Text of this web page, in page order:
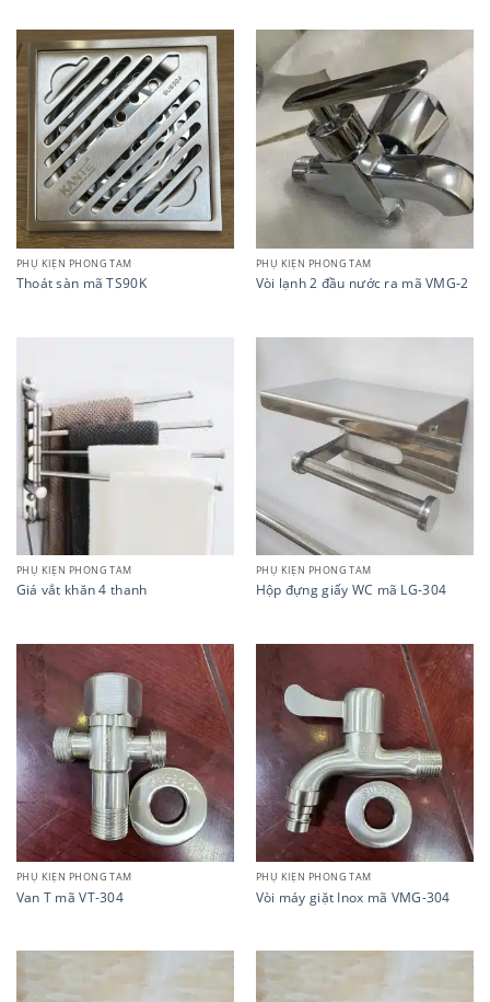
PHỤ KIỆN PHÒNG TẮM
Thoát sàn mã TS90K
PHỤ KIỆN PHÒNG TẮM
Vòi lạnh 2 đầu nước ra mã VMG-2
PHỤ KIỆN PHÒNG TẮM
Giá vắt khăn 4 thanh
PHỤ KIỆN PHÒNG TẮM
Hộp đựng giấy WC mã LG-304
PHỤ KIỆN PHÒNG TẮM
Van T mã VT-304
PHỤ KIỆN PHÒNG TẮM
Vòi máy giặt Inox mã VMG-304